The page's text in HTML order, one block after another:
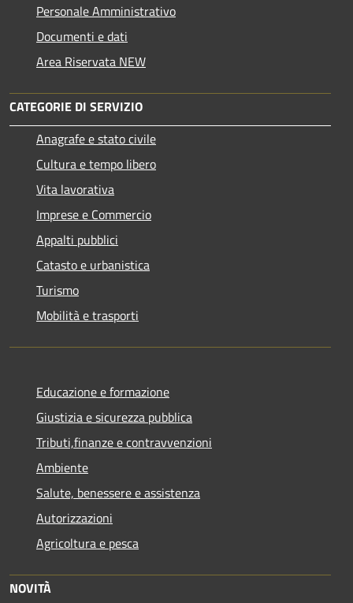
Personale Amministrativo
Documenti e dati
Area Riservata NEW
CATEGORIE DI SERVIZIO
Anagrafe e stato civile
Cultura e tempo libero
Vita lavorativa
Imprese e Commercio
Appalti pubblici
Catasto e urbanistica
Turismo
Mobilità e trasporti
Educazione e formazione
Giustizia e sicurezza pubblica
Tributi,finanze e contravvenzioni
Ambiente
Salute, benessere e assistenza
Autorizzazioni
Agricoltura e pesca
NOVITÀ